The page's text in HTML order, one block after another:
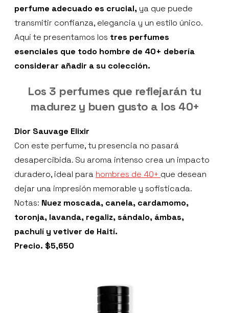
perfume adecuado es crucial, ya que puede
transmitir confianza, elegancia y un estilo único.
Aquí te presentamos los tres perfumes
esenciales que todo hombre de 40+ debería
considerar añadir a su colección.
Los 3 perfumes que reflejarán tu
madurez y buen gusto a los 40+
Dior Sauvage Elixir
Con este perfume, tu presencia no pasará
desapercibida. Su aroma intenso crea un impacto
duradero, ideal para hombres de 40+ que desean
dejar una impresión memorable y sofisticada.
Notas: Nuez moscada, canela, cardamomo,
toronja, lavanda, regaliz, sándalo, ámbas,
pachulí y vetiver de Haití.
Precio. $5,650